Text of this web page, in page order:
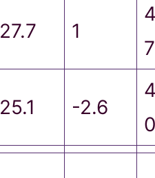
27.7 1
25.1 -2.6